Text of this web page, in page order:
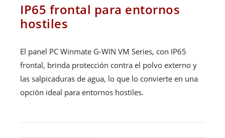
IP65 frontal para entornos
hostiles
El panel PC Winmate G-WIN VM Series, con IP65
frontal, brinda protección contra el polvo externo y
las salpicaduras de agua, lo que lo convierte en una
opción ideal para entornos hostiles.